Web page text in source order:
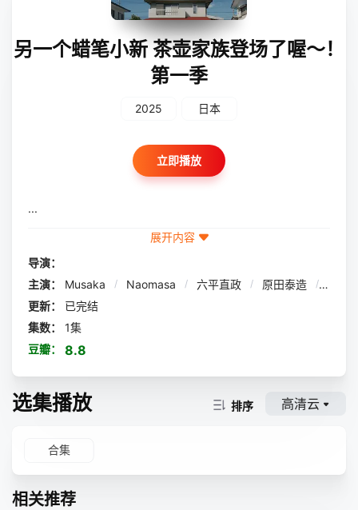
另一个蜡笔小新 茶壶家族登场了喔～！
第一季
2025 日本
立即播放
...
展开内容
导演：
主演：
Musaka / Naomasa / 六平直政 / 原田泰造 /
更新：
已完结
集数：
1集
豆瓣：
8.8
选集播放 排序 高清云
合集
相关推荐